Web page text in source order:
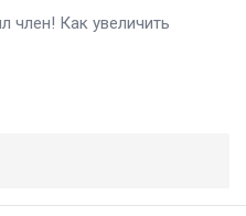
увеличить